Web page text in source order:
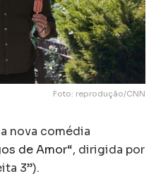
Foto: reprodução/CNN
nova comédia
de Amor“, dirigida por
3”).